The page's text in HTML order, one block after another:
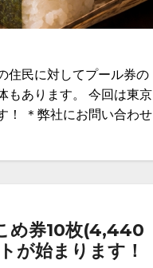
住民に対してプール券の
もあります。 今回は東京
！ ＊弊社にお問い合わせ
め券10枚(4,440
が始まります！